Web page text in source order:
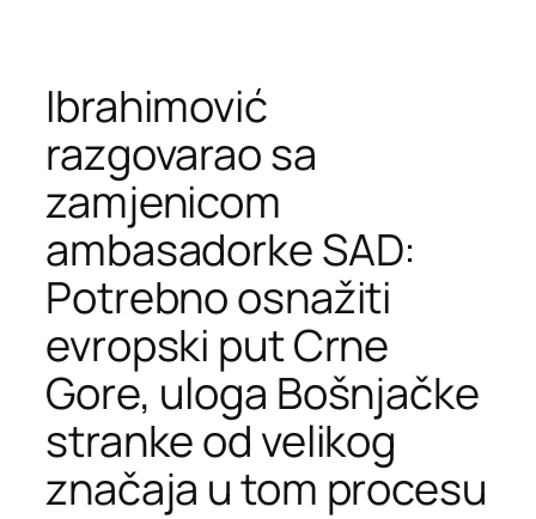
Ibrahimović
razgovarao sa
zamjenicom
ambasadorke SAD:
Potrebno osnažiti
evropski put Crne
Gore, uloga Bošnjačke
stranke od velikog
značaja u tom procesu